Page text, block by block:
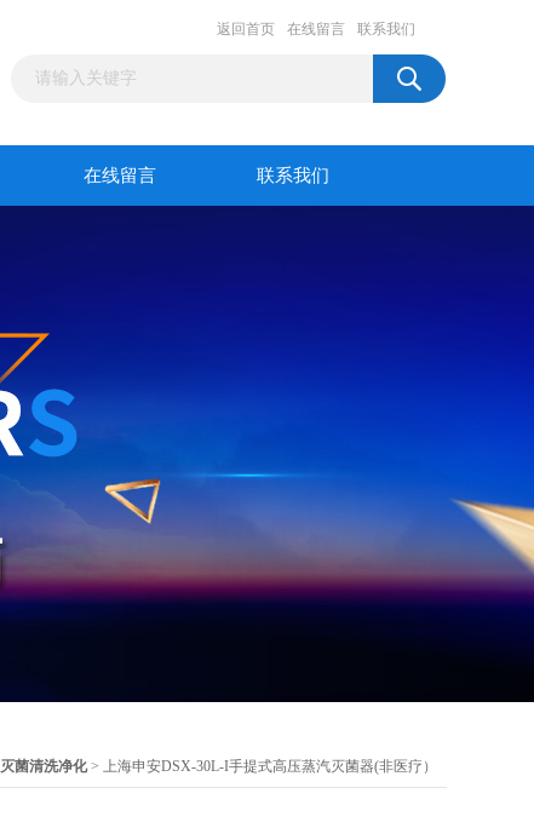
返回首页 在线留言 联系我们
在线留言 联系我们
灭菌清洗净化> 上海申安DSX-30L-I手提式高压蒸汽灭菌器(非医疗）